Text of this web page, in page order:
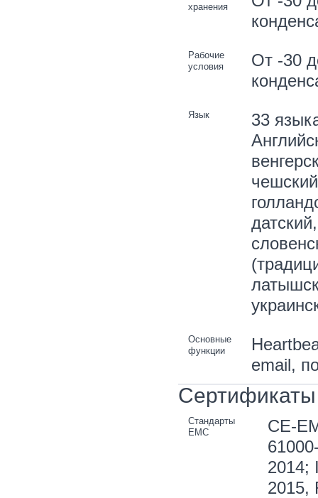
хранения
Рабочие
условия
От -30
Язык
33
Основные
функции
email,
Сертификаты
Стандарты
EMC
CE-
2014;
2015,